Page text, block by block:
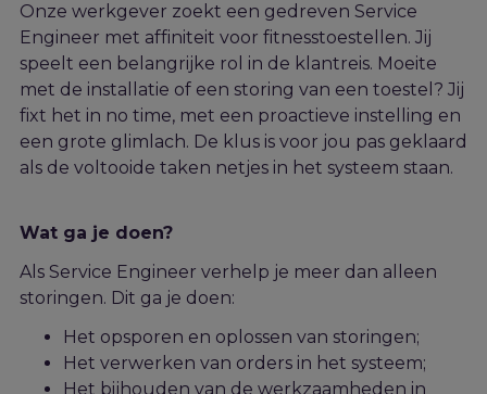
Onze werkgever zoekt een gedreven Service
Engineer met affiniteit voor fitnesstoestellen. Jij
speelt een belangrijke rol in de klantreis. Moeite
met de installatie of een storing van een toestel ? Jij
fixt het in no time, met een proactieve instelling en
een grote glimlach. De klus is voor jou pas geklaard
als de voltooide taken netjes in het systeem staan.
Wat ga je doen?
Als Service Engineer verhelp je meer dan alleen
storingen. Dit ga je doen:
Het opsporen en oplossen van storingen;
Het verwerken van orders in het systeem;
Het bijhouden van de werkzaamheden in